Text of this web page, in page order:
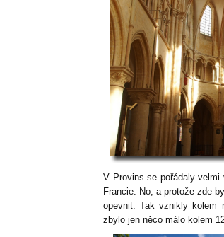
V Provins se pořádaly
Francie. No, a protože zde
opevnit. Tak vznikly kolem
zbylo jen něco málo kolem